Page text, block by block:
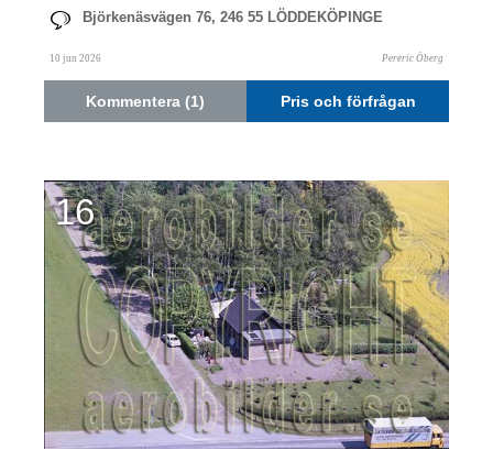
Björkenäsvägen 76, 246 55 LÖDDEKÖPINGE
10 jun 2026 Pereric Öberg
Kommentera (1) Pris och förfrågan
16